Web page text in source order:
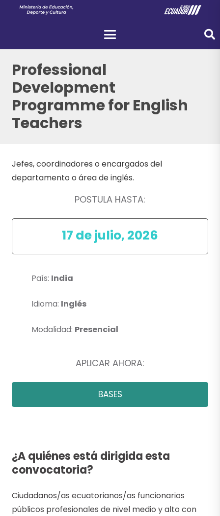
Professional
Development
Programme for English
Teachers
Jefes, coordinadores o encargados del
departamento o área de inglés.
POSTULA HASTA:
17 de julio, 2026
País: India
Idioma: Inglés
Modalidad: Presencial
APLICAR AHORA:
BASES
¿A quiénes está dirigida esta
convocatoria?
Ciudadanos/as ecuatorianos/as funcionarios
públicos profesionales de nivel medio y alto con